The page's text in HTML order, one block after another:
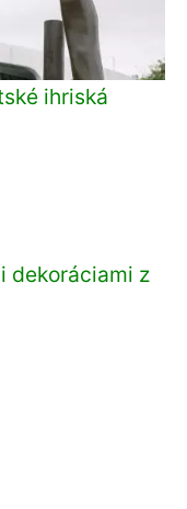
ihriská
dekoráciami z